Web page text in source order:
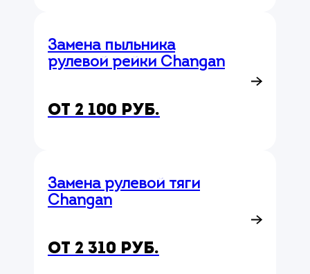
Замена пыльника
рулевой рейки Changan
от 2 100 руб.
Замена рулевой тяги
Changan
от 2 310 руб.